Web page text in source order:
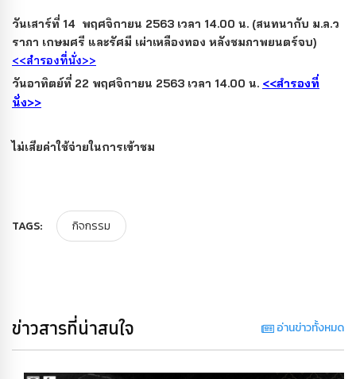
วันเสาร์ที่ 14 พฤศจิกายน 2563 เวลา 14.00 น. (สนทนากับ ม.ล.ว
ราภา เกษมศรี และรัศมี เผ่าเหลืองทอง หลังชมภาพยนตร์จบ)
<<สำรองที่นั่ง>>
วันอาทิตย์ที่ 22 พฤศจิกายน 2563 เวลา 14.00 น. <<สำรองที่
นั่ง>>
ไม่เสียค่าใช้จ่ายในการเข้าชม
TAGS: กิจกรรม
ข่าวสารที่น่าสนใจ อ่านข่าวทั้งหมด